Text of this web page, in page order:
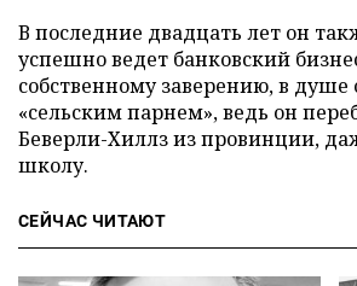
В последние двадцать лет он
успешно ведет банковский
собственному заверению, в душе
«сельским парнем», ведь он
Беверли-Хиллз из провинции,
школу.
СЕЙЧАС ЧИТАЮТ